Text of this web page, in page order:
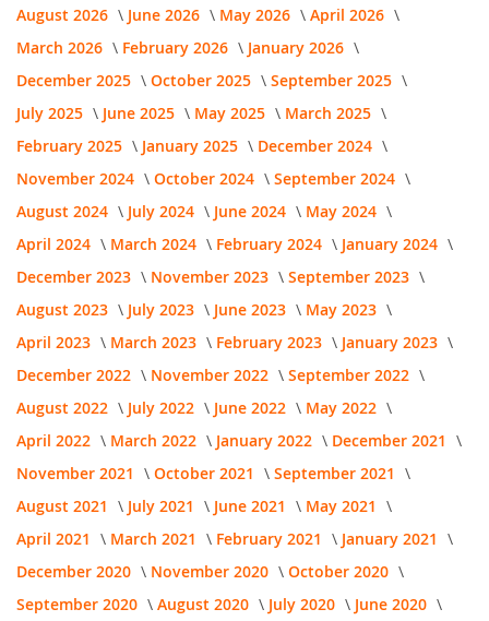
August 2026 June 2026 May 2026
April 2026
March 2026
February 2026
January 2026
December 2025
October 2025
September 2025
July 2025
June 2025 May 2025
March 2025
February 2025
January 2025
December 2024
November 2024
October 2024
September 2024
August 2024
July 2024 June 2024
May 2024
April 2024
March 2024 February 2024
January 2024
December 2023
November 2023
September 2023
August 2023
July 2023 June 2023
May 2023
April 2023
March 2023 February 2023
January 2023
December 2022
November 2022
September 2022
August 2022
July 2022 June 2022
May 2022
April 2022
March 2022 January 2022
December 2021
November 2021
October 2021
September 2021
August 2021
July 2021 June 2021
May 2021
April 2021
March 2021 February 2021
January 2021
December 2020
November 2020
October 2020
September 2020
August 2020 July 2020
June 2020